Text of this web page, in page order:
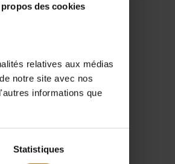
des cookies
relatives aux médias
notre site avec nos
informations que
Statistiques